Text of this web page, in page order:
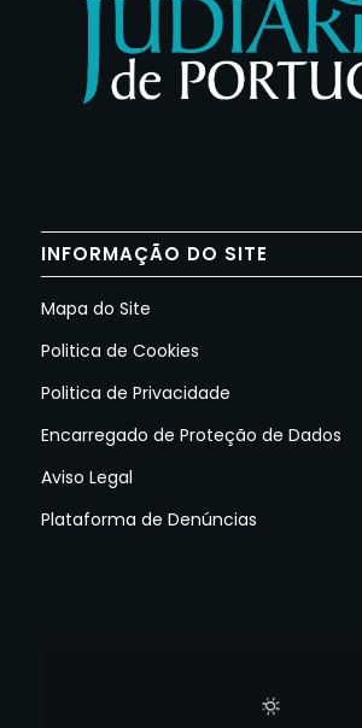
INFORMAÇÃO DO SITE
Mapa do Site
Politica de Cookies
Politica de Privacidade
Encarregado de Proteção de Dados
Aviso Legal
Plataforma de Denúncias